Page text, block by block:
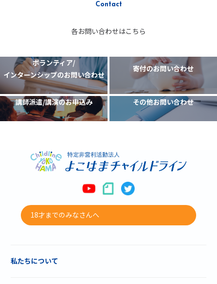
Contact
各お問い合わせはこちら
ボランティア/
インターンシップのお問い合わせ
寄付のお問い合わせ
講師派遣/講演のお申込み その他お問い合わせ
18才までのみなさんへ
私たちについて